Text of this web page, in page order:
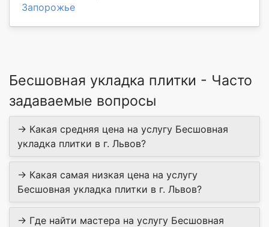
Запорожье
Бесшовная укладка плитки - Часто
задаваемые вопросы
→ Какая средняя цена на услугу Бесшовная
укладка плитки в г. Львов?
→ Какая самая низкая цена на услугу
Бесшовная укладка плитки в г. Львов?
→ Где найти мастера на услугу Бесшовная